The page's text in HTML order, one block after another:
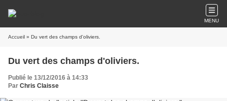
MENU
Accueil » Du vert des champs d'oliviers.
Du vert des champs d'oliviers.
Publié le 13/12/2016 à 14:33
Par Chris Claisse